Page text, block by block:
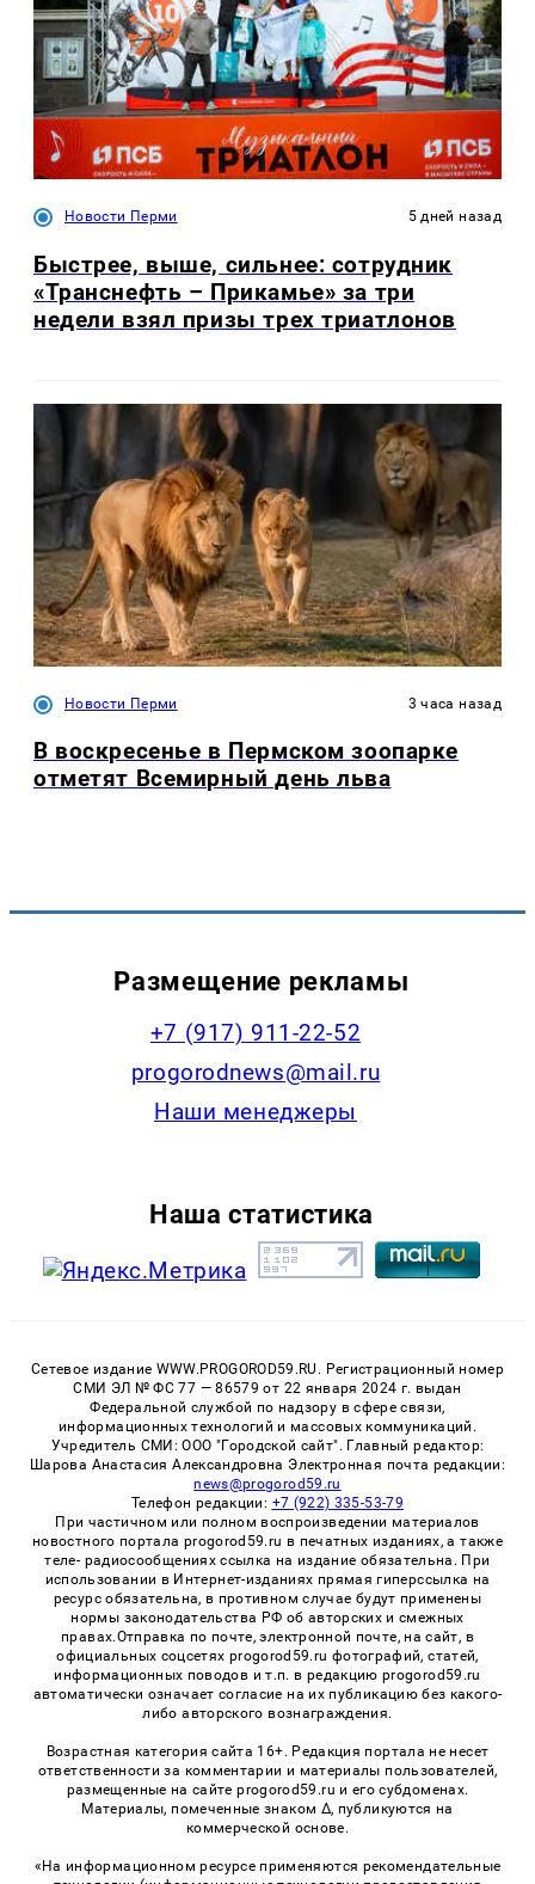
Новости Перми 5 дней назад
Быстрее, выше, сильнее: сотрудник
«Транснефть – Прикамье» за три
недели взял призы трех триатлонов
Новости Перми 3 часа назад
В воскресенье в Пермском зоопарке
отметят Всемирный день льва
Размещение рекламы
+7 (917) 911-22-52
progorodnews@mail.ru
Наши менеджеры
Наша статистика
Сетевое издание WWW.PROGOROD59.RU. Регистрационный номер
СМИ ЭЛ № ФС 77 — 86579 от 22 января 2024 г. выдан
Федеральной службой по надзору в сфере связи,
информационных технологий и массовых коммуникаций.
Учредитель СМИ: ООО "Городской сайт". Главный редактор:
Шарова Анастасия Александровна Электронная почта редакции:
news@progorod59.ru
Телефон редакции: +7 (922) 335-53-79
При частичном или полном воспроизведении материалов
новостного портала progorod59.ru в печатных изданиях, а также
теле- радиосообщениях ссылка на издание обязательна. При
использовании в Интернет-изданиях прямая гиперссылка на
ресурс обязательна, в противном случае будут применены
нормы законодательства РФ об авторских и смежных
правах.Отправка по почте, электронной почте, на сайт, в
официальных соцсетях progorod59.ru фотографий, статей,
информационных поводов и т.п. в редакцию progorod59.ru
автоматически означает согласие на их публикацию без какого-
либо авторского вознаграждения.
Возрастная категория сайта 16+. Редакция портала не несет
ответственности за комментарии и материалы пользователей,
размещенные на сайте progorod59.ru и его субдоменах.
Материалы, помеченные знаком Δ, публикуются на
коммерческой основе.
«На информационном ресурсе применяются рекомендательные